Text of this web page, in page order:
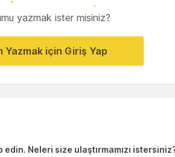
yazmak ister misiniz?
Yazmak için Giriş Yap
Neleri size ulaştırmamızı